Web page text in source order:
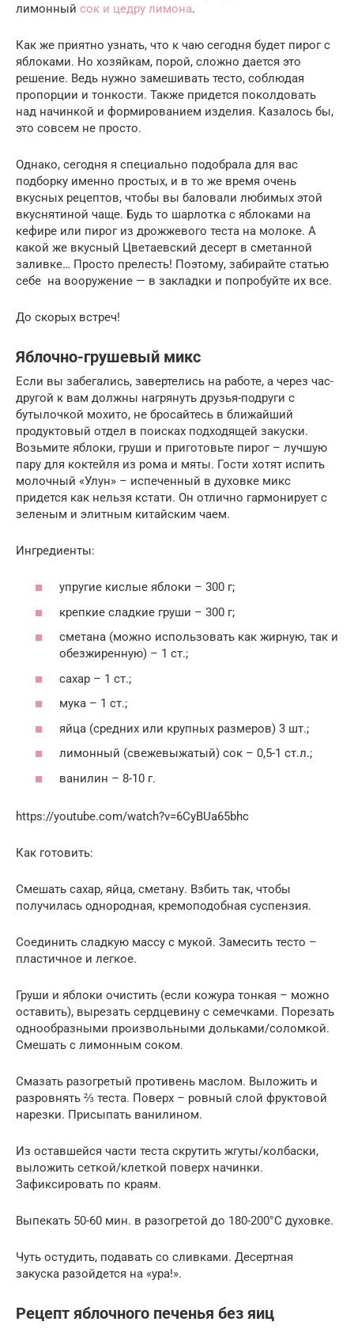
лимонный сок и цедру лимона.
Как же приятно узнать, что к чаю сегодня будет пирог с
яблоками. Но хозяйкам, порой, сложно дается это
решение. Ведь нужно замешивать тесто, соблюдая
пропорции и тонкости. Также придется поколдовать
над начинкой и формированием изделия. Казалось бы,
это совсем не просто.
Однако, сегодня я специально подобрала для вас
подборку именно простых, и в то же время очень
вкусных рецептов, чтобы вы баловали любимых этой
вкуснятиной чаще. Будь то шарлотка с яблоками на
кефире или пирог из дрожжевого теста на молоке. А
какой же вкусный Цветаевский десерт в сметанной
заливке… Просто прелесть! Поэтому, забирайте статью
себе на вооружение — в закладки и попробуйте их все.
До скорых встреч!
Яблочно-грушевый микс
Если вы забегались, завертелись на работе, а через час-
другой к вам должны нагрянуть друзья-подруги с
бутылочкой мохито, не бросайтесь в ближайший
продуктовый отдел в поисках подходящей закуски.
Возьмите яблоки, груши и приготовьте пирог – лучшую
пару для коктейля из рома и мяты. Гости хотят испить
молочный «Улун» – испеченный в духовке микс
придется как нельзя кстати. Он отлично гармонирует с
зеленым и элитным китайским чаем.
Ингредиенты:
упругие кислые яблоки – 300 г;
крепкие сладкие груши – 300 г;
сметана (можно использовать как жирную, так и
обезжиренную) – 1 ст.;
сахар – 1 ст.;
мука – 1 ст.;
яйца (средних или крупных размеров) 3 шт.;
лимонный (свежевыжатый) сок – 0,5-1 ст.л.;
ванилин – 8-10 г.
https://youtube.com/watch?v=6CyBUa65bhc
Как готовить:
Смешать сахар, яйца, сметану. Взбить так, чтобы
получилась однородная, кремоподобная суспензия.
Соединить сладкую массу с мукой. Замесить тесто –
пластичное и легкое.
Груши и яблоки очистить (если кожура тонкая – можно
оставить), вырезать сердцевину с семечками. Порезать
однообразными произвольными дольками/соломкой.
Смешать с лимонным соком.
Смазать разогретый противень маслом. Выложить и
разровнять ⅔ теста. Поверх – ровный слой фруктовой
нарезки. Присыпать ванилином.
Из оставшейся части теста скрутить жгуты/колбаски,
выложить сеткой/клеткой поверх начинки.
Зафиксировать по краям.
Выпекать 50-60 мин. в разогретой до 180-200°C духовке.
Чуть остудить, подавать со сливками. Десертная
закуска разойдется на «ура!».
Рецепт яблочного печенья без яиц